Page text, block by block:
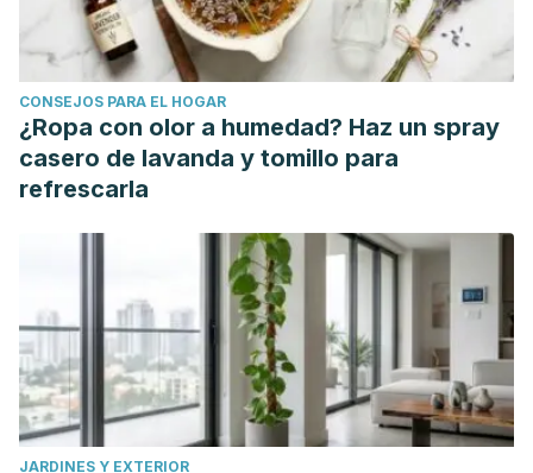
https://obgyn.onlinelibrary.wiley.com/doi/10.1111/1471-
0528.14157
Garnica, A., Salamanca, S., Hernández, N., Villamil, J., &
Quiasua, D. (2019). Dermatitis de contacto alérgica e
irritativa en región vulvar. Impacto de los jabones íntimos.
Revista de la Asociación Colombiana de Dermatología y
https://revista.asocolderma.org.co/index.php/asocolderma/
Gordon, A. (2002). Clitoral Pain: The Great Unexplored Pain
In Women. Journal of Sex & Marital Therapy, 28
(1), 123–128.
https://www.tandfonline.com/doi/abs/10.1080/
Puppo V. (2011). Anatomy of the Clitoris: Revision and
Clarifications about the Anatomical Terms for the Clitoris
Proposed (without Scientific Bases) by Helen O'Connell,
CONSEJOS PARA EL HOGAR
¿Ropa con olor a humedad? Haz un spray
casero de lavanda y tomillo para
refrescarla
JARDINES Y EXTERIOR